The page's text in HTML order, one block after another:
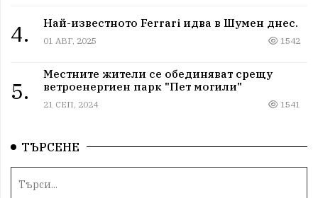
4. Най-известното Ferrari идва в Шумен днес.
01 АВГ, 2025 1542
5.
Местните жители се обединяват срещу
ветроенергиен парк "Пет могили"
21 СЕП, 2024 1541
ТЪРСЕНЕ